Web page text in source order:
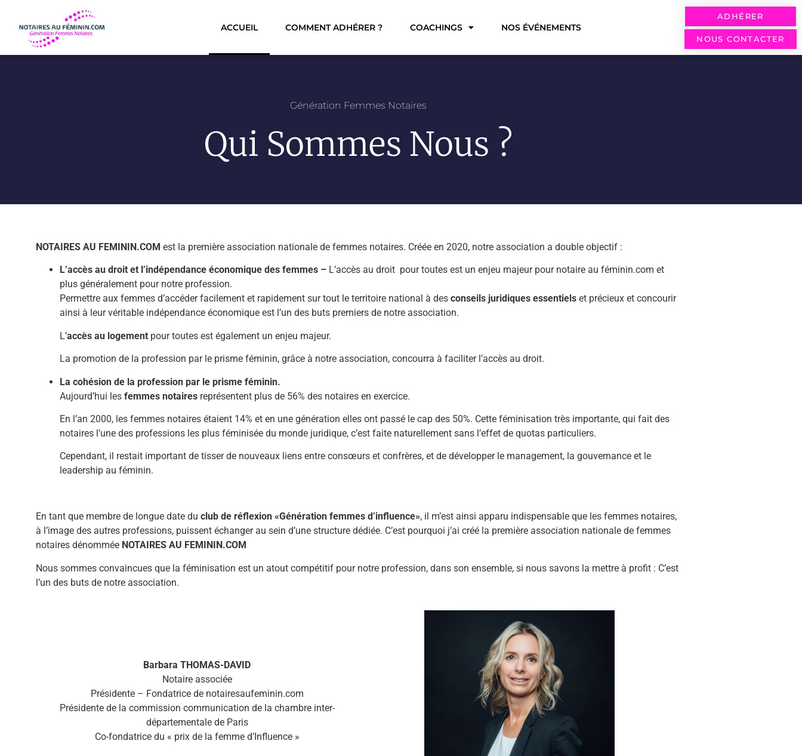
ACCUEIL COMMENT ADHÉRER ? COACHINGS NOS ÉVÉNEMENTS
ADHÉRER
NOUS CONTACTER
Génération Femmes Notaires
Qui Sommes Nous ?
NOTAIRES AU FEMININ.COM est la première association nationale de femmes notaires. Créée en 2020, notre association a double objectif :
L’accès au droit et l’indépendance économique des femmes – L’accès au droit pour toutes est un enjeu majeur pour notaire au féminin.com et
plus généralement pour notre profession.
Permettre aux femmes d’accéder facilement et rapidement sur tout le territoire national à des conseils juridiques essentiels et précieux et concourir
ainsi à leur véritable indépendance économique est l’un des buts premiers de notre association.
L’accès au logement pour toutes est également un enjeu majeur.
La promotion de la profession par le prisme féminin, grâce à notre association, concourra à faciliter l’accès au droit.
La cohésion de la profession par le prisme féminin.
Aujourd’hui les femmes notaires représentent plus de 56% des notaires en exercice.
En l’an 2000, les femmes notaires étaient 14% et en une génération elles ont passé le cap des 50%. Cette féminisation très importante, qui fait des
notaires l’une des professions les plus féminisée du monde juridique, c’est faite naturellement sans l’effet de quotas particuliers.
Cependant, il restait important de tisser de nouveaux liens entre consœurs et confrères, et de développer le management, la gouvernance et le
leadership au féminin.
En tant que membre de longue date du club de réflexion «Génération femmes d’influence», il m’est ainsi apparu indispensable que les femmes notaires,
à l’image des autres professions, puissent échanger au sein d’une structure dédiée. C’est pourquoi j’ai créé la première association nationale de femmes
notaires dénommée NOTAIRES AU FEMININ.COM
Nous sommes convaincues que la féminisation est un atout compétitif pour notre profession, dans son ensemble, si nous savons la mettre à profit : C’est
l’un des buts de notre association.
Barbara THOMAS-DAVID
Notaire associée
Présidente – Fondatrice de notairesaufeminin.com
Présidente de la commission communication de la chambre inter-
départementale de Paris
Co-fondatrice du « prix de la femme d’Influence »